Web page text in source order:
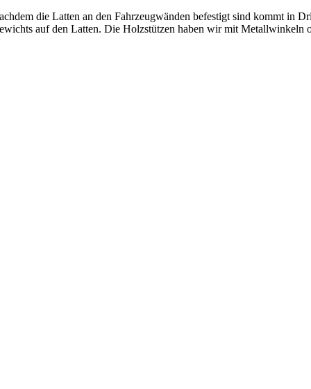
die Latten an den Fahrzeugwänden befestigt sind kommt in
auf den Latten. Die Holzstützen haben wir mit Metallwinkeln